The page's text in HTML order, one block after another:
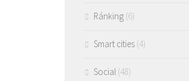
Ránking (6)
Smart cities (4)
Social (48)